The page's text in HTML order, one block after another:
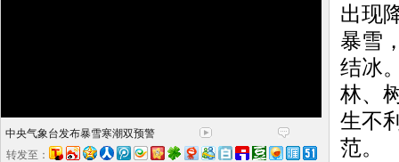
中央气象台发布暴雪寒潮双预警
转发至：
出现
暴雪
结冰
林、
生不
范。